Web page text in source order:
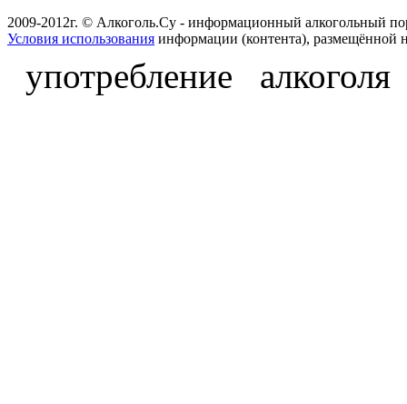
2009-2012г. © Алкоголь.Су - информационный алкогольный
Условия использования информации (контента), размещённой
употребление